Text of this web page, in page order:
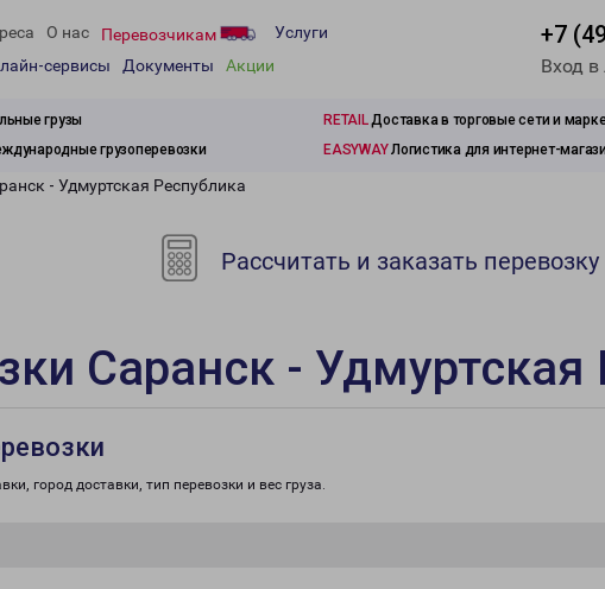
О нас Перевозчикам
Услуги
сервисы
Документы Акции
+7
Вход
грузы RETAILДоставка в торговые сети и
грузоперевозки EASYWAYЛогистика для интернет-
- Удмуртская Республика
Рассчитать и заказать перевозку
Саранск - Удмуртская
город доставки, тип перевозки и вес груза.